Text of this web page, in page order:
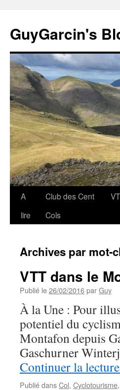
contenu
GuyGarcin's
A
lire
Club des Cent
Cols
Archives par mot-
VTT dans le
Publié le26/02/2016parGuy
À la Une : Pour
potentiel du
Montafon depuis
Gaschurner
Continuer la lecture
Publié dansCol, Cyclotourisme,